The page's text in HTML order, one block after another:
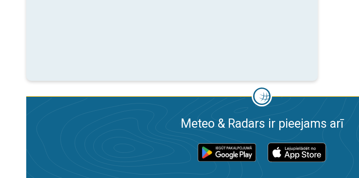
Meteo & Radars ir pieejams arī